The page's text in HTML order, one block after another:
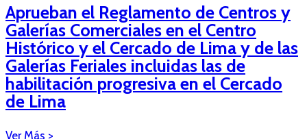
Aprueban el Reglamento de Centros y
Galerías Comerciales en el Centro
Histórico y el Cercado de Lima y de las
Galerías Feriales incluidas las de
habilitación progresiva en el Cercado
de Lima